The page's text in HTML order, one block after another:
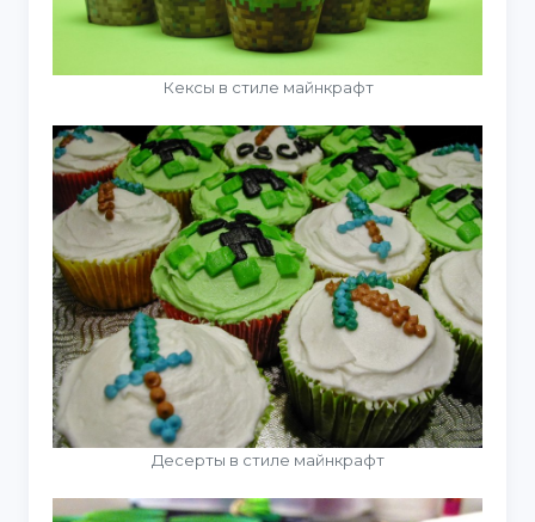
Кексы в стиле майнкрафт
Десерты в стиле майнкрафт